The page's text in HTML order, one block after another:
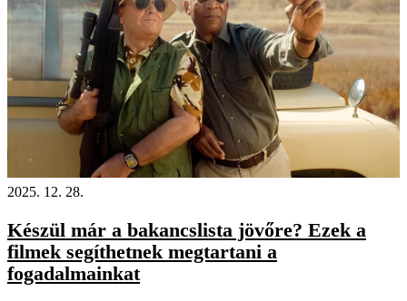
2025. 12. 28.
Készül már a bakancslista jövőre? Ezek a
filmek segíthetnek megtartani a
fogadalmainkat